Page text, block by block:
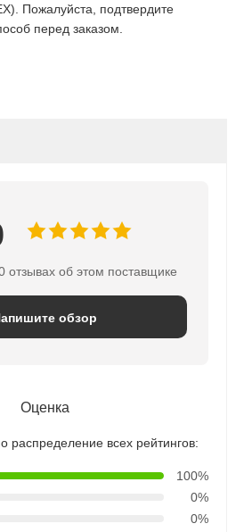
Пожалуйста, подтвердите
перед заказом.
отзывах об этом поставщике
обзор
Оценка
распределение всех рейтингов:
100%
0%
0%